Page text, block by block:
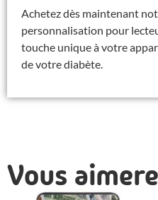
Achetez dès maintenant
personnalisation pour
touche unique à votre
de votre diabète.
Vous